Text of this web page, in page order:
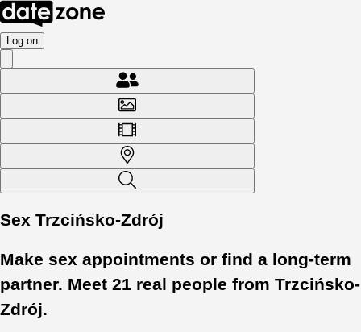
Log on
Sex Trzcińsko-Zdrój
Make sex appointments or find a long-term
partner. Meet 21 real people from Trzcińsko-
Zdrój.